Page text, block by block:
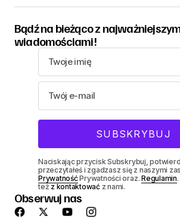
Bądź na bieżąco z
wiadomościami!
Naciskając przycisk Subskrybuj,
przeczytałeś i zgadzasz się z naszymi
PrywatnośćPrywatności oraz.Regulamin
też z kontaktowaćz nami.
Obserwuj nas